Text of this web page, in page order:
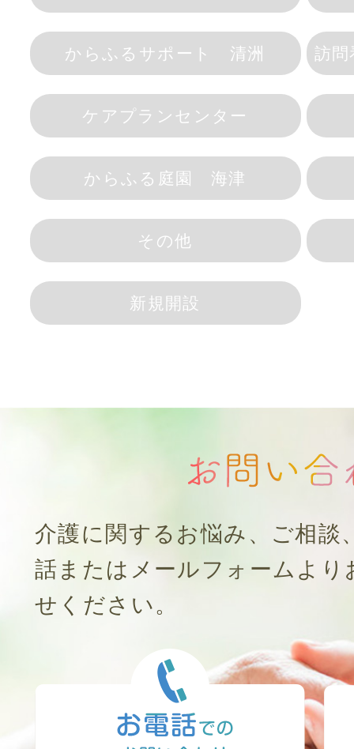
からふるサポート 清洲 訪
ケアプランセンター
からふる庭園 海津
その他
新規開設
介護に関するお悩み、ご相談
話またはメールフォームより
せください。